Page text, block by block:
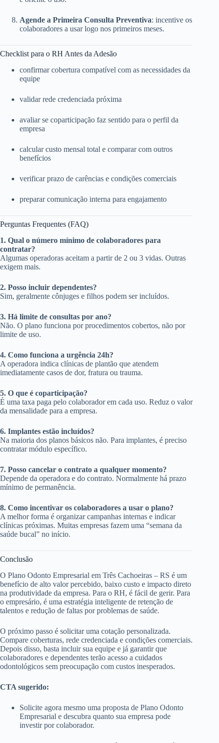
Agende a Primeira Consulta Preventiva: incentive os
colaboradores a usar logo nos primeiros meses.
Checklist para o RH Antes da Adesão
confirmar cobertura compatível com as necessidades da
equipe
validar rede credenciada próxima
avaliar se coparticipação faz sentido para o perfil da
empresa
calcular custo mensal total e comparar com outros
benefícios
verificar prazo de carências e condições comerciais
preparar comunicação interna para engajamento
Perguntas Frequentes (FAQ)
1. Qual o número mínimo de colaboradores para
contratar?
Algumas operadoras aceitam a partir de 2 ou 3 vidas. Outras
exigem mais.
2. Posso incluir dependentes?
Sim, geralmente cônjuges e filhos podem ser incluídos.
3. Há limite de consultas por ano?
Não. O plano funciona por procedimentos cobertos, não por
limite de uso.
4. Como funciona a urgência 24h?
A operadora indica clínicas de plantão que atendem
imediatamente casos de dor, fratura ou trauma.
5. O que é coparticipação?
É uma taxa paga pelo colaborador em cada uso. Reduz o valor
da mensalidade para a empresa.
6. Implantes estão incluídos?
Na maioria dos planos básicos não. Para implantes, é preciso
contratar módulo específico.
7. Posso cancelar o contrato a qualquer momento?
Depende da operadora e do contrato. Normalmente há prazo
mínimo de permanência.
8. Como incentivar os colaboradores a usar o plano?
A melhor forma é organizar campanhas internas e indicar
clínicas próximas. Muitas empresas fazem uma “semana da
saúde bucal” no início.
Conclusão
O Plano Odonto Empresarial em Três Cachoeiras – RS é um
benefício de alto valor percebido, baixo custo e impacto direto
na produtividade da empresa. Para o RH, é fácil de gerir. Para
o empresário, é uma estratégia inteligente de retenção de
talentos e redução de faltas por problemas de saúde.
O próximo passo é solicitar uma cotação personalizada.
Compare coberturas, rede credenciada e condições comerciais.
Depois disso, basta incluir sua equipe e já garantir que
colaboradores e dependentes terão acesso a cuidados
odontológicos sem preocupação com custos inesperados.
CTA sugerido:
Solicite agora mesmo uma proposta de Plano Odonto
Empresarial e descubra quanto sua empresa pode
investir por colaborador.